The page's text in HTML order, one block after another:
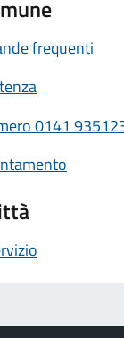
frequenti
0141